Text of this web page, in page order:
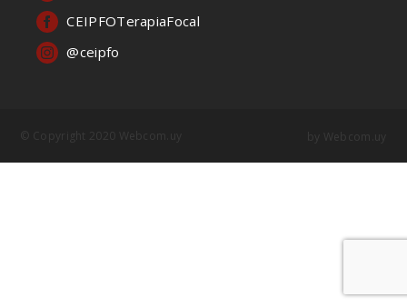
CEIPFOTerapiaFocal
@ceipfo
© Copyright 2020 Webcom.uy by Webcom.uy